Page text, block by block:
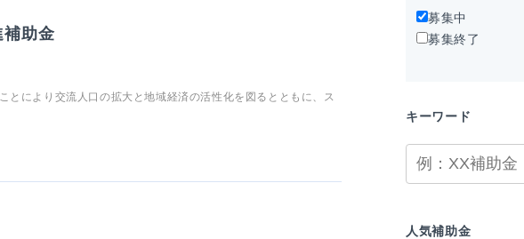
助金
により交流人口の拡大と地域経済の活性化を図るとともに、ス
募集中
募集終了
キーワード
人気補助金